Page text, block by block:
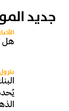
جديد
هل